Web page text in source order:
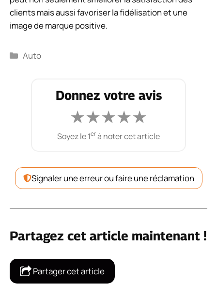
clients mais aussi favoriser la fidélisation et une
image de marque positive.
Catégories
Auto
Donnez votre avis
★★★★★
Soyez le 1erà noter cet article
Signaler une erreur ou faire une réclamation
Partagez cet article maintenant !
Partager cet article